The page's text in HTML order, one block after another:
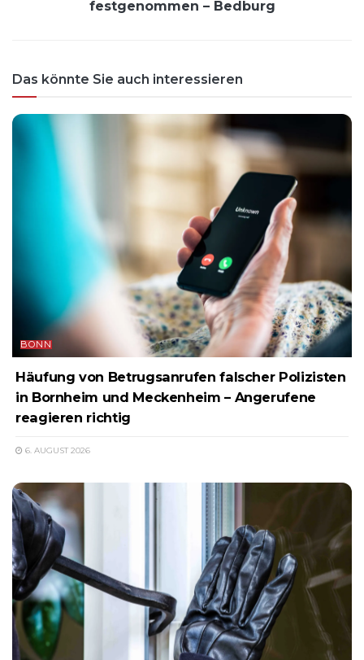
festgenommen – Bedburg
Das könnte Sie auch interessieren
BONN
Häufung von Betrugsanrufen falscher Polizisten
in Bornheim und Meckenheim – Angerufene
reagieren richtig
6. AUGUST 2026